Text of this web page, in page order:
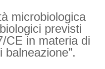
microbiologica
previsti
CE in materia di